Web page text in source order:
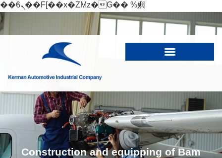
��ϐܢ��F[��x�ZMz�G�� %嬩
�/c��������[[��<�RI:�:c��MΎ��:z�졾
�ܢ��F[��R�ZM~�D
Construction and equipping of Bam